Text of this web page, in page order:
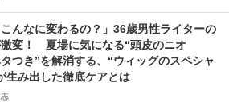
こんなに変わるの？」36歳男性ライターの
変！ 夏場に気になる“頭皮のニオ
つき”を解消する、“ウィッグのスペシャ
生み出した徹底ケアとは